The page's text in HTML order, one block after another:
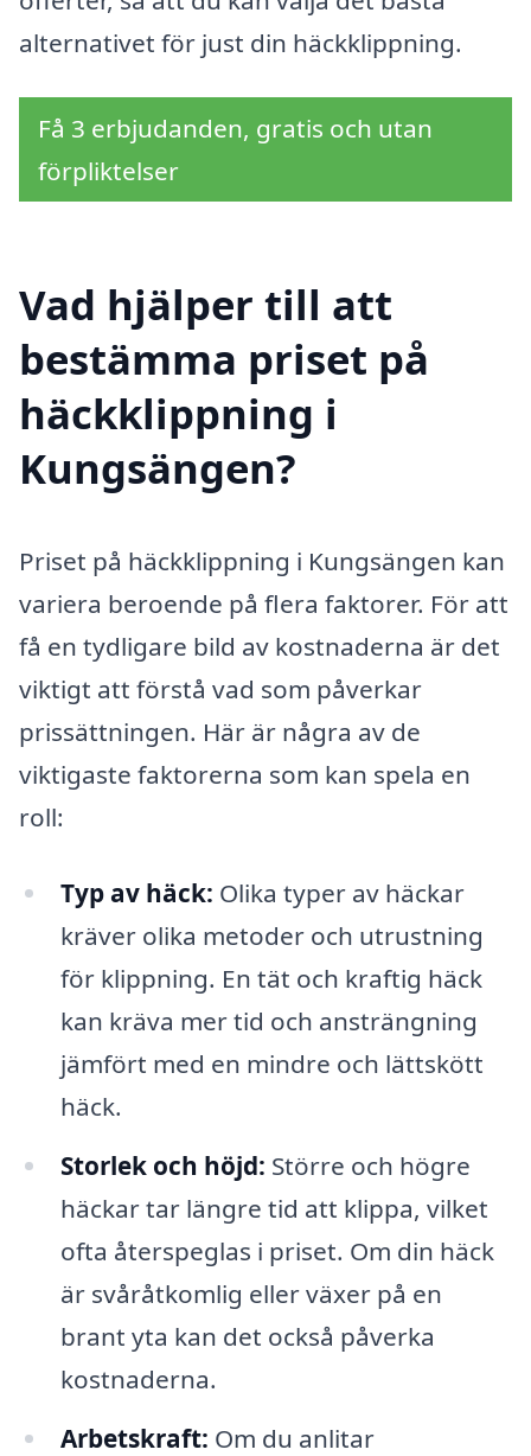
alternativet för just din häckklippning.
Få 3 erbjudanden, gratis och utan
förpliktelser
Vad hjälper till att
bestämma priset på
häckklippning i
Kungsängen?
Priset på häckklippning i Kungsängen kan
variera beroende på flera faktorer. För att
få en tydligare bild av kostnaderna är det
viktigt att förstå vad som påverkar
prissättningen. Här är några av de
viktigaste faktorerna som kan spela en
roll:
Typ av häck: Olika typer av häckar
kräver olika metoder och utrustning
för klippning. En tät och kraftig häck
kan kräva mer tid och ansträngning
jämfört med en mindre och lättskött
häck.
Storlek och höjd: Större och högre
häckar tar längre tid att klippa, vilket
ofta återspeglas i priset. Om din häck
är svåråtkomlig eller växer på en
brant yta kan det också påverka
kostnaderna.
Arbetskraft: Om du anlitar